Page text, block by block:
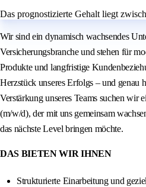
Das prognostizierte Gehalt liegt
Wir sind ein dynamisch wachsendes
Versicherungsbranche und stehen für
Produkte und langfristige
Herzstück unseres Erfolgs – und genau
Verstärkung unseres Teams suchen wir
(m/w/d), der mit uns gemeinsam
das nächste Level bringen möchte.
DAS BIETEN WIR IHNEN
Strukturierte Einarbeitung und